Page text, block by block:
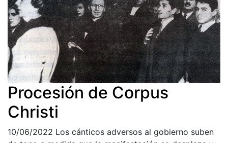
Procesión de Corpus
Christi
10/06/2022 Los cánticos adversos al gobierno suben